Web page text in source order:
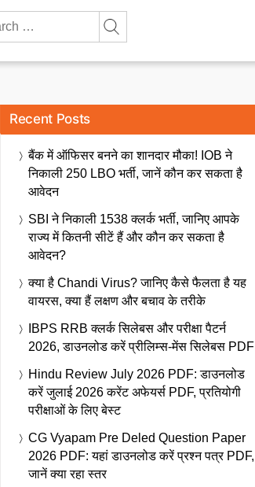
Recent Posts
बैंक में ऑफिसर बनने का शानदार मौका! IOB ने
निकाली 250 LBO भर्ती, जानें कौन कर सकता है
आवेदन
SBI ने निकाली 1538 क्लर्क भर्ती, जानिए आपके
राज्य में कितनी सीटें हैं और कौन कर सकता है
आवेदन?
क्या है Chandi Virus? जानिए कैसे फैलता है यह
वायरस, क्या हैं लक्षण और बचाव के तरीके
IBPS RRB क्लर्क सिलेबस और परीक्षा पैटर्न
2026, डाउनलोड करें प्रीलिम्स-मेंस सिलेबस PDF
Hindu Review July 2026 PDF: डाउनलोड
करें जुलाई 2026 करेंट अफेयर्स PDF, प्रतियोगी
परीक्षाओं के लिए बेस्ट
CG Vyapam Pre Deled Question Paper
2026 PDF: यहां डाउनलोड करें प्रश्न पत्र PDF,
जानें क्या रहा स्तर